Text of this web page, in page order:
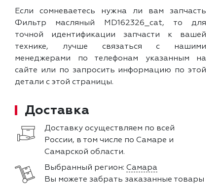
Если сомневаетесь нужна ли вам запчасть
Фильтр масляный MD162326_cat, то для
точной идентификации запчасти к вашей
технике, лучше связаться с нашими
менеджерами по телефонам указанным на
сайте или по запросить информацию по этой
детали с этой страницы.
Доставка
Доставку осуществляем по всей
России, в том числе по Самаре и
Самарской области.
Выбранный регион: Самара
Вы можете забрать заказанные товары